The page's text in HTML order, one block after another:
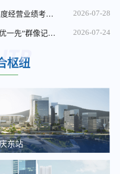
2026年度南部、西部服务中心保洁及绿化服务竞争性比选邀请公告
重庆通邑卫士智慧生活服务有限公司沙枢纽消防报警系统维修项目比选邀请公告
设计单位中选候选人公示
交通资源开发公司举行二季度经营业绩考核“季度赛” 2026-07-28
先锋足迹·实干回响——“两优一先”群像记（三） 2026-07-24
枢纽
东站